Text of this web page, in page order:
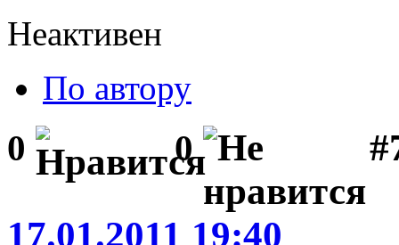
Неактивен
По автору
0 0
17.01.2011 19:40